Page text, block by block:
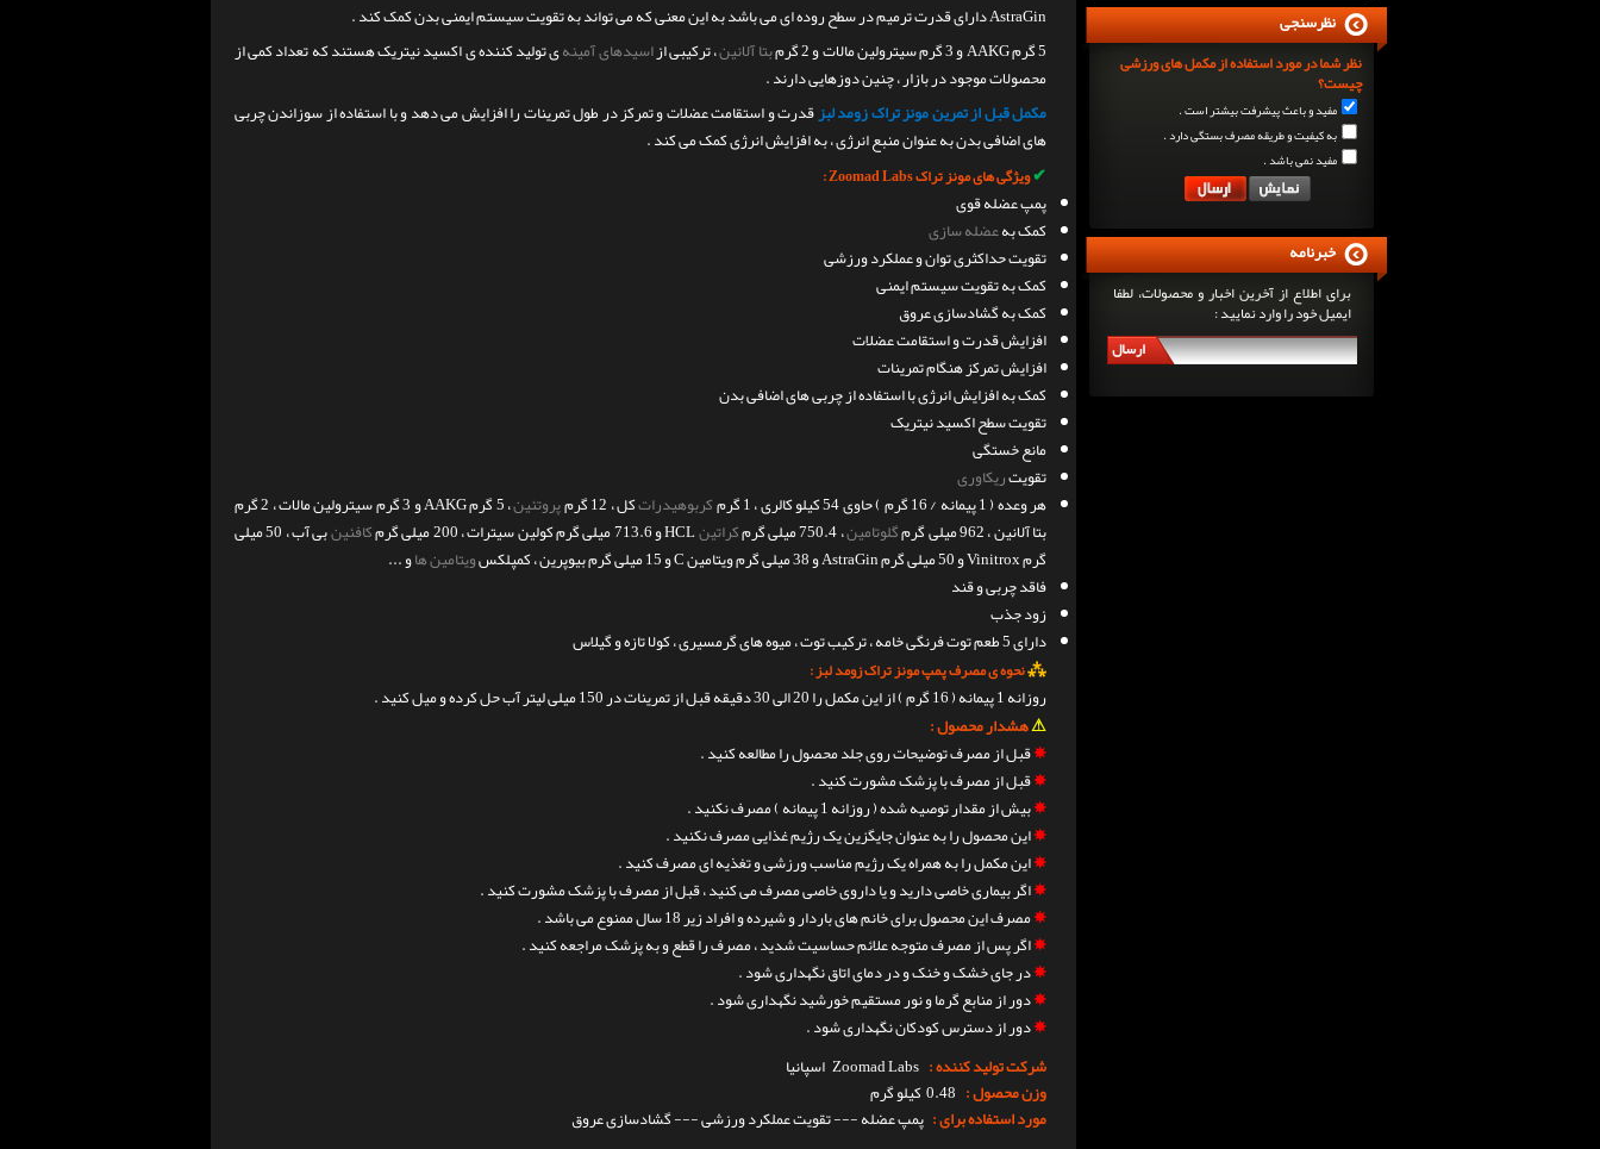
AstraGin دارای قدرت ترمیم در سطح روده ای می باشد به این معنی که می تواند به تقویت سیستم ایمنی بدن کمک کند .
5 گرم AAKG و 3 گرم سیترولین مالات و 2 گرم
بتا آلانین، ترکیبی ازاسیدهای آمینهی تولید کننده ی اکسید نیتریک هستند که تعداد کمی از
محصولات موجود در بازار ، چنین دوزهایی دارند .
مکمل قبل از تمرین مونز تراک زومد لبزقدرت و استقامت عضلات و تمرکز در طول تمرینات را افزایش می دهد و با استفاده از سوزاندن چربی
های اضافی بدن به عنوان منبع انرژی ، به افزایش انرژی کمک می کند .
✔ویژگی های مونز تراک Zoomad Labs :
پمپ عضله قوی
کمک بهعضله سازی
تقویت حداکثری توان و عملکرد ورزشی
کمک به تقویت سیستم ایمنی
کمک به گشادسازی عروق
افزایش قدرت و استقامت عضلات
افزایش تمرکز هنگام تمرینات
کمک به افزایش انرژی با استفاده از چربی های اضافی بدن
تقویت سطح اکسید نیتریک
مانع خستگی
تقویتریکاوری
هر وعده ( 1 پیمانه / 16 گرم ) حاوی 54 کیلو کالری ، 1 گرم
کربوهیدراتکل ، 12 گرم پروتئین
، 5 گرم AAKG و 3 گرم سیترولین مالات ، 2 گرم
بتا آلانین ، 962 میلی گرم
گلوتامین، 750.4 میلی گرم کراتین کافئین
بی آب ، 50 میلی
گرم Vinitrox و 50 میلی گرم AstraGin و 38 میلی گرم ویتامین C و 15 میلی گرم بیوپرین ، کمپلکس
ویتامین هاو ...
فاقد چربی و قند
زود جذب
دارای 5 طعم توت فرنگی خامه ، ترکیب توت ، میوه های گرمسیری ، کولا تازه و گیلاس
⁂نحوه ی مصرف پمپ مونز تراک زومد لبز :
روزانه 1 پیمانه ( 16 گرم ) از این مکمل را 20 الی 30 دقیقه قبل از تمرینات در 150 میلی لیتر آب حل کرده و میل کنید .
⚠هشدار محصول :
✵قبل از مصرف توضیحات روی جلد محصول را مطالعه کنید .
✵قبل از مصرف با پزشک مشورت کنید .
✵بیش از مقدار توصیه شده ( روزانه 1 پیمانه ) مصرف نکنید .
✵این محصول را به عنوان جایگزین یک رژیم غذایی مصرف نکنید .
✵این مکمل را به همراه یک رژیم مناسب ورزشی و تغذیه ای مصرف کنید .
✵اگر بیماری خاصی دارید و یا داروی خاصی مصرف می کنید ، قبل از مصرف با پزشک مشورت کنید .
✵مصرف این محصول برای خانم های باردار و شیرده و افراد زیر 18 سال ممنوع می باشد .
✵اگر پس از مصرف متوجه علائم حساسیت شدید ، مصرف را قطع و به پزشک مراجعه کنید .
✵در جای خشک و خنک و در دمای اتاق نگهداری شود .
✵دور از منابع گرما و نور مستقیم خورشید نگهداری شود .
✵دور از دسترس کودکان نگهداری شود .
شرکت تولید کننده : Zoomad Labs اسپانیا
وزن محصول : 0.48 کیلو گرم
مورد استفاده برای : پمپ عضله --- تقویت عملکرد ورزشی --- گشادسازی عروق
نظر شما در مورد استفاده از مکمل های ورزشی
چیست؟
مفید و باعث پیشرفت بیشتر است .
به کیفیت و طریقه مصرف بستگی دارد .
مفید نمی باشد .
نظرسنجی
برای اطلاع از آخرین اخبار و محصولات، لطفا
ایمیل خود را وارد نمایید :
ارسال
خبرنامه